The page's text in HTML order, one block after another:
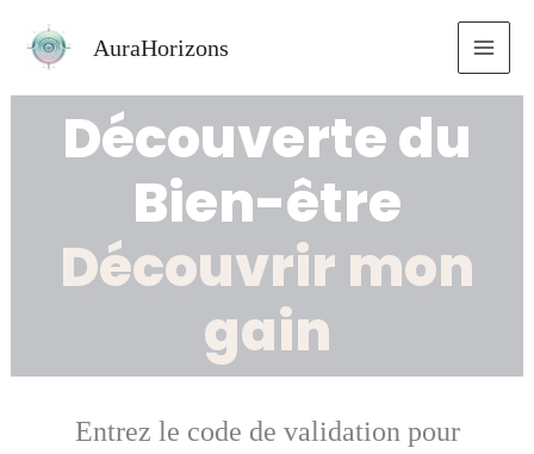
AuraHorizons
Découverte du
Bien-être
Découvrir mon
gain
Entrez le code de validation pour